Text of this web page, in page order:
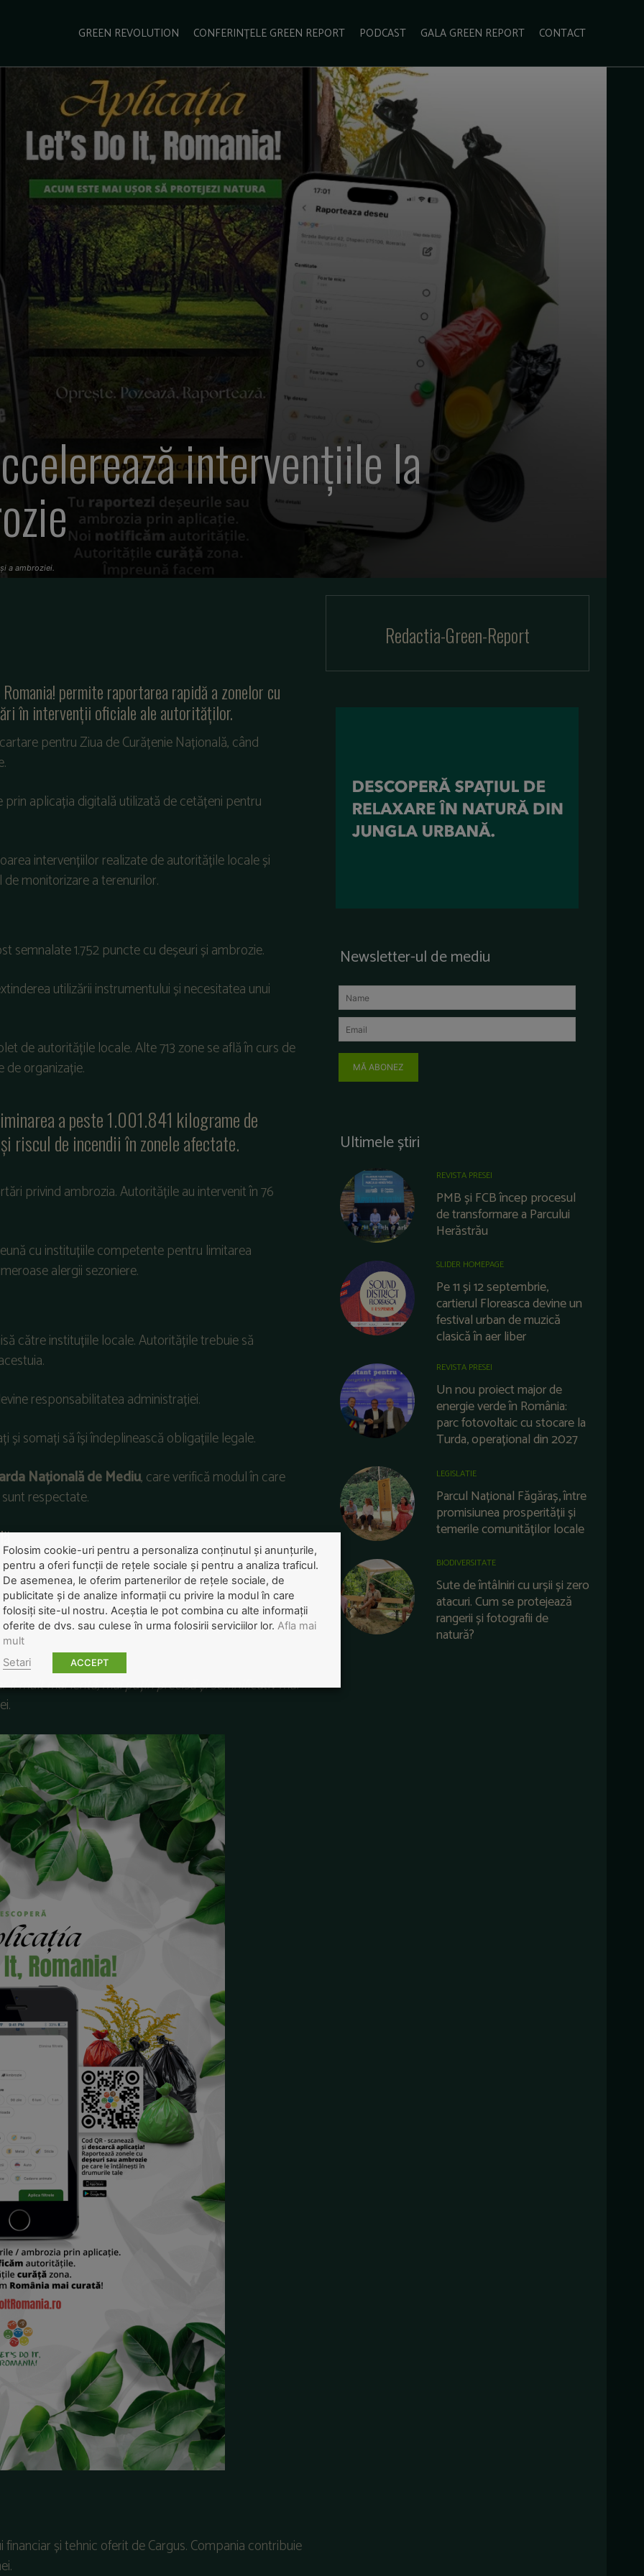
GREEN REVOLUTION CONFERINȚELE GREEN REPORT PODCAST GALA GREEN REPORT CONTACT
SCHIMBĂRI CLIMATICE
intervențiile la
a ambroziei.
permite raportarea rapidă a zonelor cu
în intervențiioficialealeautorităților.
cartarepentruZiuadeCurățenieNațională,când
prin aplicația digitală utilizată de cetățeni pentru
intervențiilorrealizatedeautoritățilelocaleși
demonitorizareaterenurilor.
semnalate1.752punctecudeșeurișiambrozie.
utilizăriiinstrumentuluișinecesitateaunui
deautoritățilelocale. Alte 713 zone seaflăîncurs de
deorganizație.
apeste1.001.841 kilogramede
și riscul de incendiiînzoneleafectate.
ări privindambrozia.Autoritățileauintervenitîn76
ăcuinstituțiilecompetentepentru limitarea
alergiisezoniere.
cătreinstituțiilelocale.Autoritățiletrebuiesă
.
responsabilitateaadministrației.
șisomațisăîșiîndeplineascăobligațiilelegale.
NaționalădeMediu,care verifică modulîncare
suntrespectate.
echipelejudețenestabilesczoneleprioritarepentruZiua
,estimareanecesaruluidevoluntarișiplanificarea
fi mult mai lentă, mai puțin precisă și semnificativ mai
financiarșitehnicoferitdeCargus.Companiacontribuie
.
Redactia-Green-Report
Newsletter-ul de mediu
MĂ ABONEZ
Ultimele știri
REVISTA PRESEI
PMB și FCB încep procesul
de transformare a Parcului
Herăstrău
SLIDER HOMEPAGE
Pe 11 și 12 septembrie,
cartierul Floreasca devine un
festival urban de muzică
clasică în aer liber
REVISTA PRESEI
Un nou proiect major de
energie verde în România:
parc fotovoltaic cu stocare la
Turda, operațional din 2027
LEGISLATIE
Parcul Național Făgăraș, între
promisiunea prosperității și
temerile comunităților locale
BIODIVERSITATE
Sute de întâlniri cu urșii și zero
atacuri. Cum se protejează
rangerii și fotografii de
natură?
Folosim cookie-uri pentru a personaliza conținutul și anunțurile,
pentru a oferi funcții de rețele sociale și pentru a analiza traficul.
De asemenea, le oferim partenerilor de rețele sociale, de
publicitate și de analize informații cu privire la modul în care
folosiți site-ul nostru. Aceștia le pot combina cu alte informații
oferite de dvs. sau culese în urma folosirii serviciilor lor. Afla mai
mult
Setari
ACCEPT